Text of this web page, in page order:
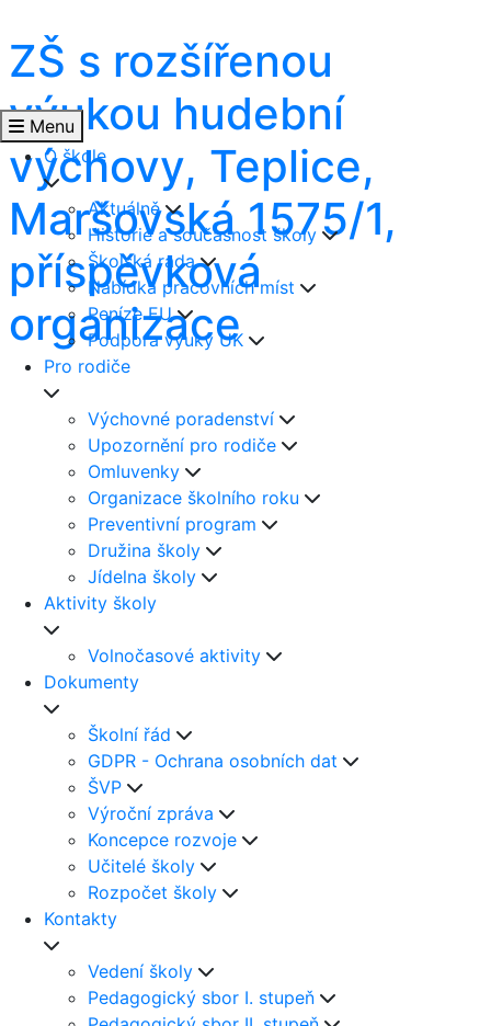
ZŠ s rozšířenou
výukou hudební
výchovy, Teplice,
Maršovská 1575/1,
příspěvková
organizace
Menu
O škole
Aktuálně
Historie a současnost školy
Školská rada
Nabídka pracovních míst
Peníze EU
Podpora výuky UK
Pro rodiče
Výchovné poradenství
Upozornění pro rodiče
Omluvenky
Organizace školního roku
Preventivní program
Družina školy
Jídelna školy
Aktivity školy
Volnočasové aktivity
Dokumenty
Školní řád
GDPR - Ochrana osobních dat
ŠVP
Výroční zpráva
Koncepce rozvoje
Učitelé školy
Rozpočet školy
Kontakty
Vedení školy
Pedagogický sbor I. stupeň